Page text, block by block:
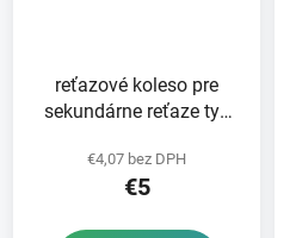
reťazové koleso pre
sekundárne reťaze typ
zubov
€4,07 bez DPH
€5